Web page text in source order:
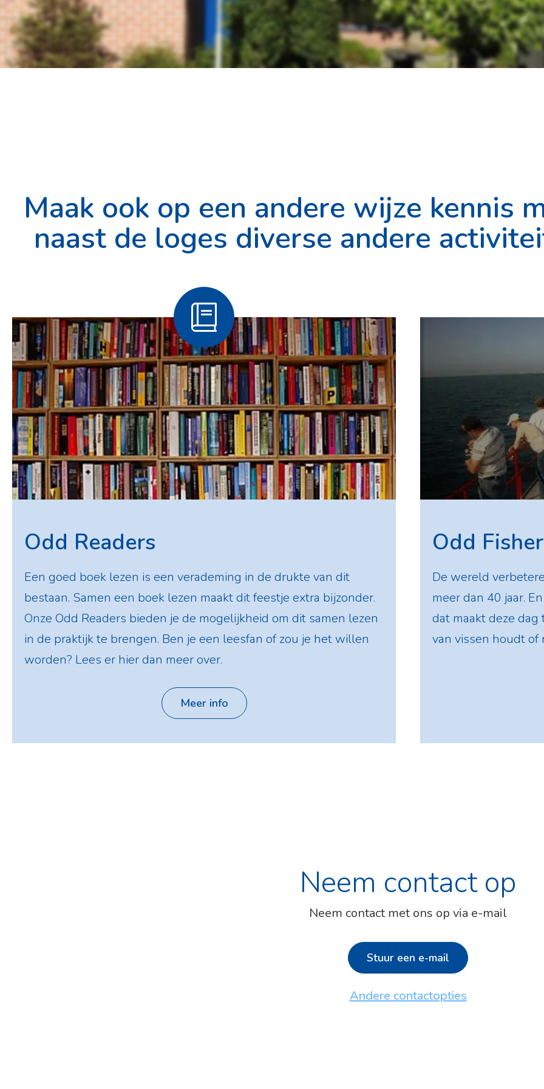
Maak ook op een andere wijze kennis
naast de loges diverse andere
Odd Readers
Een goed boek lezen is een verademing in de drukte van dit
bestaan. Samen een boek lezen maakt dit feestje extra bijzonder.
Onze Odd Readers bieden je de mogelijkheid om dit samen lezen
in de praktijk te brengen. Ben je een leesfan of zou je het willen
worden? Lees er hier dan meer over.
Meer info
Odd
De wereld
meer dan 40 jaar.
dat maakt deze
van vissen houdt of
Neem contact op
Neem contact met ons op via e-mail
Stuur een e-mail
Andere contactopties